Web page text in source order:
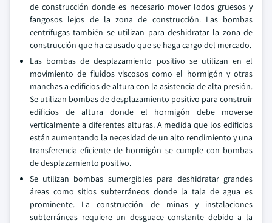
de construcción donde es necesario mover lodos gruesos y
fangosos lejos de la zona de construcción. Las bombas
centrífugas también se utilizan para deshidratar la zona de
construcción que ha causado que se haga cargo del mercado.
Las bombas de desplazamiento positivo se utilizan en el
movimiento de fluidos viscosos como el hormigón y otras
manchas a edificios de altura con la asistencia de alta presión.
Se utilizan bombas de desplazamiento positivo para construir
edificios de altura donde el hormigón debe moverse
verticalmente a diferentes alturas. A medida que los edificios
están aumentando la necesidad de un alto rendimiento y una
transferencia eficiente de hormigón se cumple con bombas
de desplazamiento positivo.
Se utilizan bombas sumergibles para deshidratar grandes
áreas como sitios subterráneos donde la tala de agua es
prominente. La construcción de minas y instalaciones
subterráneas requiere un desguace constante debido a la